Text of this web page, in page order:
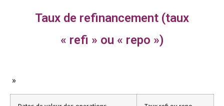
Taux de refinancement (taux
« refi » ou « repo »)
»